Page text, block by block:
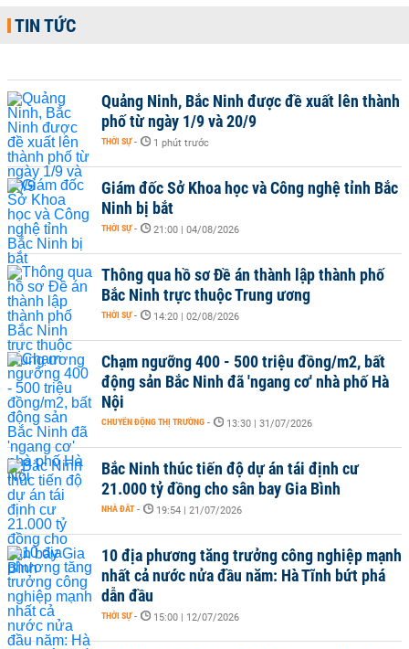
TIN TỨC
Quảng Ninh, Bắc Ninh được đề xuất lên thành
phố từ ngày 1/9 và 20/9
THỜI SỰ - 1 phút trước
Giám đốc Sở Khoa học và Công nghệ tỉnh Bắc
Ninh bị bắt
THỜI SỰ - 21:00 | 04/08/2026
Thông qua hồ sơ Đề án thành lập thành phố
Bắc Ninh trực thuộc Trung ương
THỜI SỰ - 14:20 | 02/08/2026
Chạm ngưỡng 400 - 500 triệu đồng/m2, bất
động sản Bắc Ninh đã 'ngang cơ' nhà phố Hà
Nội
CHUYỂN ĐỘNG THỊ TRƯỜNG - 13:30 | 31/07/2026
Bắc Ninh thúc tiến độ dự án tái định cư
21.000 tỷ đồng cho sân bay Gia Bình
NHÀ ĐẤT - 19:54 | 21/07/2026
10 địa phương tăng trưởng công nghiệp mạnh
nhất cả nước nửa đầu năm: Hà Tĩnh bứt phá
dẫn đầu
THỜI SỰ - 15:00 | 12/07/2026